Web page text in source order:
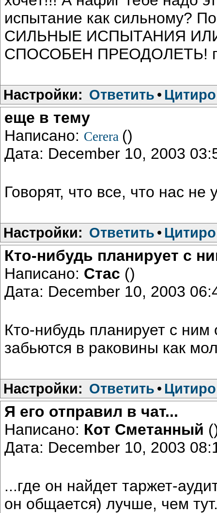
испытание как
СИЛЬНЫЕ ИСПЫТАНИЯ
СПОСОБЕН ПРЕОДОЛЕТЬ!
Настройки: Ответить •
еще в тему
Написано: Cerera ()
Дата: December 10, 2003
Говорят, что все, что нас не
Настройки: Ответить •
Кто-нибудь планирует с
Написано: Стас ()
Дата: December 10, 2003
Кто-нибудь планирует с
забьются в раковины как
Настройки: Ответить •
Я его отправил в чат...
Написано: Кот Сметанный
Дата: December 10, 2003
...где он найдет таржет-
он общается) лучше, чем